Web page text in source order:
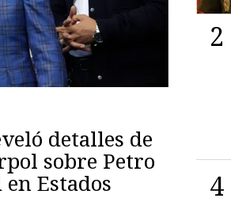
detalles de
sobre Petro
Estados
2
4